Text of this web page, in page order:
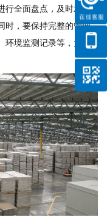
行全面盘点，及时发现
时，要保持完整的管理
环境监测记录等，为管